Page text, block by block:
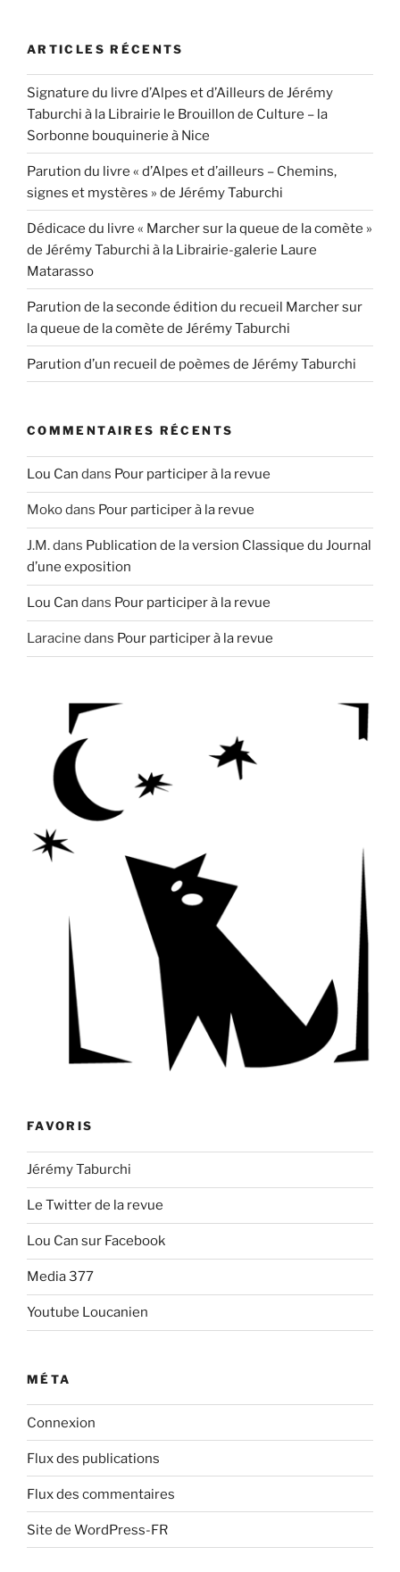
ARTICLES RÉCENTS
Signature du livre d’Alpes et d’Ailleurs de Jérémy
Taburchi à la Librairie le Brouillon de Culture – la
Sorbonne bouquinerie à Nice
Parution du livre « d’Alpes et d’ailleurs – Chemins,
signes et mystères » de Jérémy Taburchi
Dédicace du livre « Marcher sur la queue de la comète »
de Jérémy Taburchi à la Librairie-galerie Laure
Matarasso
Parution de la seconde édition du recueil Marcher sur
la queue de la comète de Jérémy Taburchi
Parution d’un recueil de poèmes de Jérémy Taburchi
COMMENTAIRES RÉCENTS
Lou Can dans Pour participer à la revue
Mokodans Pour participer à la revue
J.M.dans Publication de la version Classique du Journal
d’une exposition
Lou Can dans Pour participer à la revue
Laracine dans Pour participer à la revue
FAVORIS
Jérémy Taburchi
Le Twitter de la revue
Lou Can sur Facebook
Media 377
Youtube Loucanien
MÉTA
Connexion
Flux des publications
Flux des commentaires
Site de WordPress-FR